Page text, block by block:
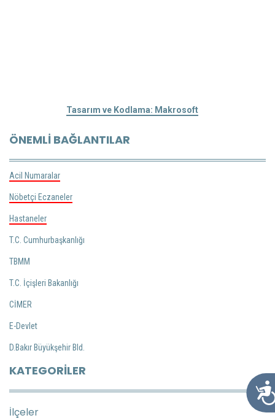
Tasarım ve Kodlama: Makrosoft
ÖNEMLI BAĞLANTILAR
Acil Numaralar
Nöbetçi Eczaneler
Hastaneler
T.C. Cumhurbaşkanlığı
TBMM
T.C. İçişleri Bakanlığı
CİMER
E-Devlet
D.Bakır Büyükşehir Bld.
KATEGORILER
İlçeler